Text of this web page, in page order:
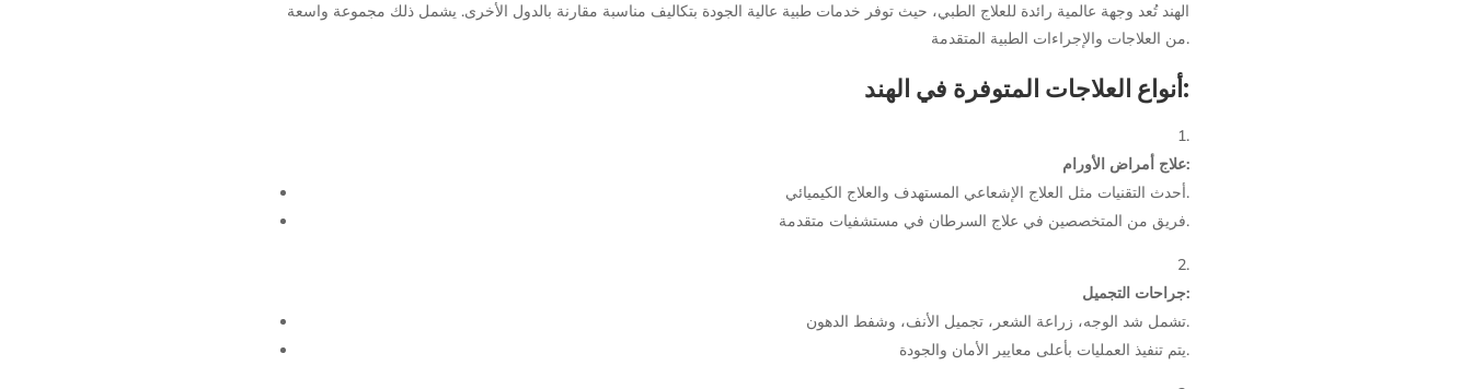
الهند تُعد وجهة عالمية رائدة للعلاج الطبي، حيث توفر خدمات طبية عالية الجودة بتكاليف مناسبة مقارنة بالدول الأخرى. يشمل ذلك مجموعة واسعة
من العلاجات والإجراءات الطبية المتقدمة.
أنواع العلاجات المتوفرة في الهند:
علاج أمراض الأورام:
أحدث التقنيات مثل العلاج الإشعاعي المستهدف والعلاج الكيميائي.
فريق من المتخصصين في علاج السرطان في مستشفيات متقدمة.
جراحات التجميل:
تشمل شد الوجه، زراعة الشعر، تجميل الأنف، وشفط الدهون.
يتم تنفيذ العمليات بأعلى معايير الأمان والجودة.